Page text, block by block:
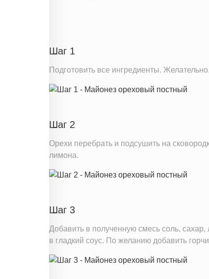
Железо
Калий
Добавленный сахар
Информация для одной порции
Шаг 1
Подготовить все ингредиенты.
Шаг 2
Орехи перебрать и подсушить на
лимона.
Шаг 3
Добавить в полученную смесь соль,
в гладкий соус. По желанию добавить